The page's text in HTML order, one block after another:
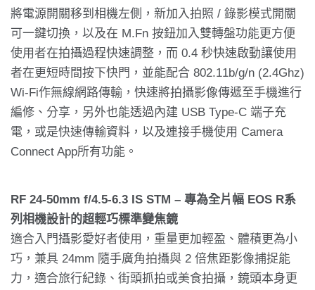
將電源開關移到相機左側，新加入拍照 / 錄影模式開關
可一鍵切換，以及在 M.Fn 按鈕加入雙轉盤功能更方便
使用者在拍攝過程快速調整，而 0.4 秒快速啟動讓使用
者在更短時間按下快門，並能配合 802.11b/g/n (2.4Ghz)
Wi-Fi作無線網路傳輸，快速將拍攝影像傳遞至手機進行
編修、分享，另外也能透過內建 USB Type-C 端子充
電，或是快速傳輸資料，以及連接手機使用 Camera
Connect App所有功能。
RF 24-50mm f/4.5-6.3 IS STM – 專為全片幅 EOS R系
列相機設計的超輕巧標準變焦鏡
適合入門攝影愛好者使用，重量更加輕盈、體積更為小
巧，兼具 24mm 隨手廣角拍攝與 2 倍焦距影像捕捉能
力，適合旅行紀錄、街頭抓拍或美食拍攝，鏡頭本身更